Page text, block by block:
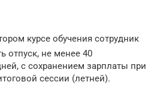
курсе обучения сотрудник
отпуск, не менее 40
с сохранением зарплаты при
сессии (летней).